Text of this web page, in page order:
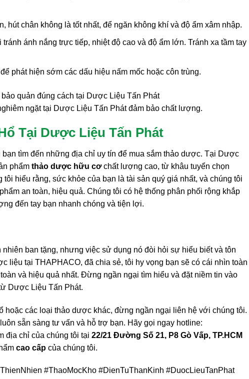
hút chân không là tốt nhất, để ngăn không khí và độ ẩm xâm nhập.
ánh nắng trực tiếp, nhiệt độ cao và độ ẩm lớn. Tránh xa tầm tay
phát hiện sớm các dấu hiệu nấm mốc hoặc côn trùng.
ngặt tại Dược Liệu Tấn Phát đảm bảo chất lượng.
Tại Dược Liệu Tấn Phát
tìm đến những địa chỉ uy tín để mua sắm thảo dược. Tại Dược
phẩm thảo dược hữu cơchất lượng cao, từ khâu tuyển chọn
hiểu rằng, sức khỏe của bạn là tài sản quý giá nhất, và chúng tôi
an toàn, hiệu quả. Chúng tôi có hệ thống phân phối rộng khắp
đến tay bạn nhanh chóng và tiện lợi.
ban tặng, nhưng việc sử dụng nó đòi hỏi sự hiểu biết và tôn
liệu tại THAPHACO, đã chia sẻ, tôi hy vọng bạn sẽ có cái nhìn toàn
và hiệu quả nhất. Đừng ngần ngại tìm hiểu và đặt niềm tin vào
Dược Liệu Tấn Phát.
hoặc các loại thảo dược khác, đừng ngần ngại liên hệ với chúng tôi.
sẵn sàng tư vấn và hỗ trợ bạn. Hãy gọi ngay hotline:
địa chỉ của chúng tôi tại 22/21 Đường Số 21, P8 Gò Vấp, TP.HCM
cao cấp của chúng tôi.
#ThaoMocKho #DienTuThanKinh #DuocLieuTanPhat